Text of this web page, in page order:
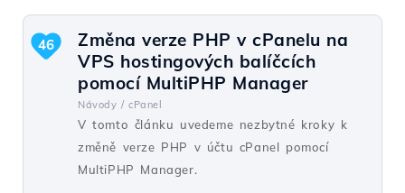
Změna verze PHP v cPanelu na
VPS hostingových balíčcích
pomocí MultiPHP Manager
Návody / cPanel
V tomto článku uvedeme nezbytné kroky k
změně verze PHP v účtu cPanel pomocí
MultiPHP Manager.
46